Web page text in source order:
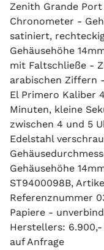
Zenith Grande
Chronometer -
satiniert,
Gehäusehöhe
mit Faltschließe -
arabischen Ziffern
El Primero Kaliber
Minuten, kleine
zwischen 4 und 5
Edelstahl
Gehäusehöhe
ST9400098B,
Referenznummer
Papiere -
Herstellers:
auf Anfrage